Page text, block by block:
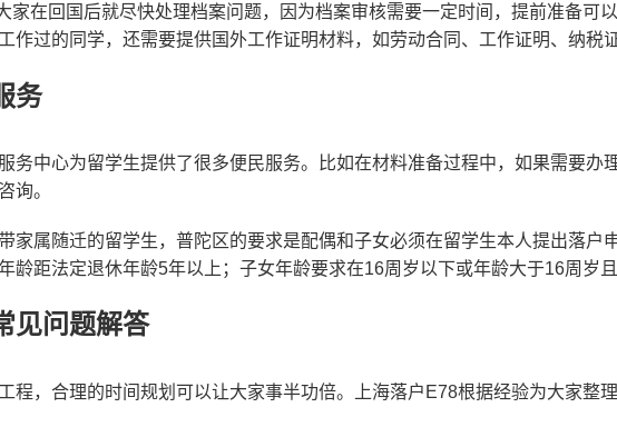
家在回国后就尽快处理档案问题，因为档案审核需要一定时间，提前准备可
作过的同学，还需要提供国外工作证明材料，如劳动合同、工作证明、纳税
务
务中心为留学生提供了很多便民服务。比如在材料准备过程中，如果需要办
询。
家属随迁的留学生，普陀区的要求是配偶和子女必须在留学生本人提出落户
龄距法定退休年龄5年以上；子女年龄要求在16周岁以下或年龄大于16周岁
见问题解答
程，合理的时间规划可以让大家事半功倍。上海落户E78根据经验为大家整